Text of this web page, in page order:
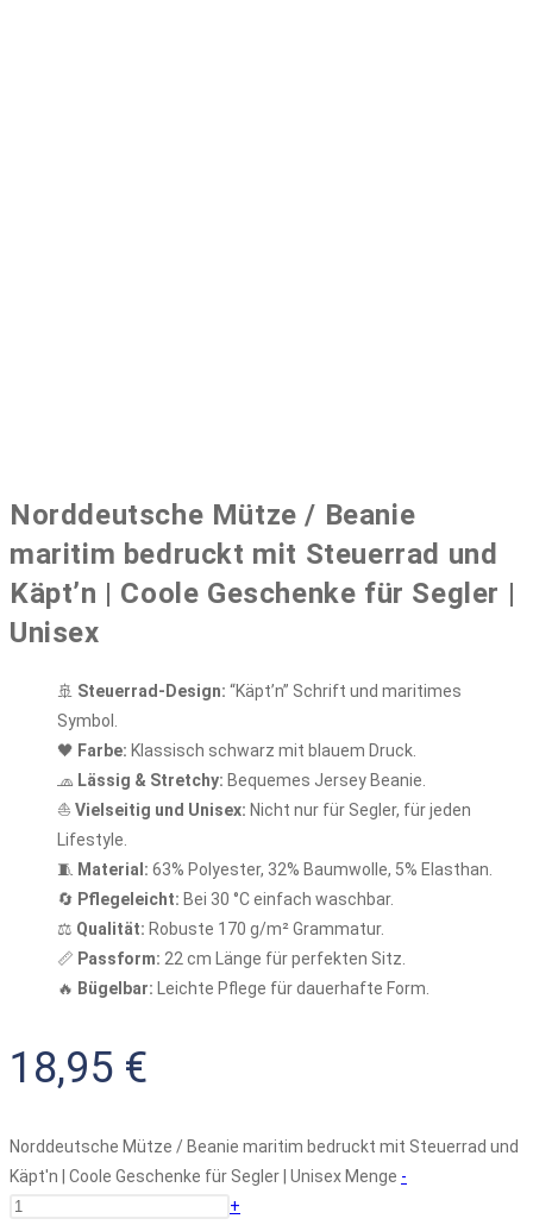
Norddeutsche Mütze / Beanie
maritim bedruckt mit Steuerrad und
Käpt’n | Coole Geschenke für Segler |
Unisex
🚢 Steuerrad-Design: “Käpt’n” Schrift und maritimes
Symbol.
🖤 Farbe: Klassisch schwarz mit blauem Druck.
🧢 Lässig & Stretchy: Bequemes Jersey Beanie.
⛵ Vielseitig und Unisex: Nicht nur für Segler, für jeden
Lifestyle.
🧵 Material: 63% Polyester, 32% Baumwolle, 5% Elasthan.
🔄 Pflegeleicht: Bei 30 °C einfach waschbar.
⚖️ Qualität: Robuste 170 g/m² Grammatur.
📏 Passform: 22 cm Länge für perfekten Sitz.
🔥 Bügelbar: Leichte Pflege für dauerhafte Form.
18,95 €
Norddeutsche Mütze / Beanie maritim bedruckt mit Steuerrad und
Käpt'n | Coole Geschenke für Segler | Unisex Menge -
+